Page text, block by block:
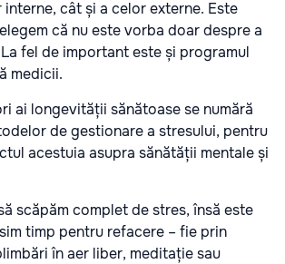
cât și a celor externe. Este
că nu este vorba doar despre a
fel de important este și programul
medicii.
ai longevității sănătoase se numără
de gestionare a stresului, pentru
acestuia asupra sănătății mentale și
scăpăm complet de stres, însă este
timp pentru refacere – fie prin
în aer liber, meditație sau